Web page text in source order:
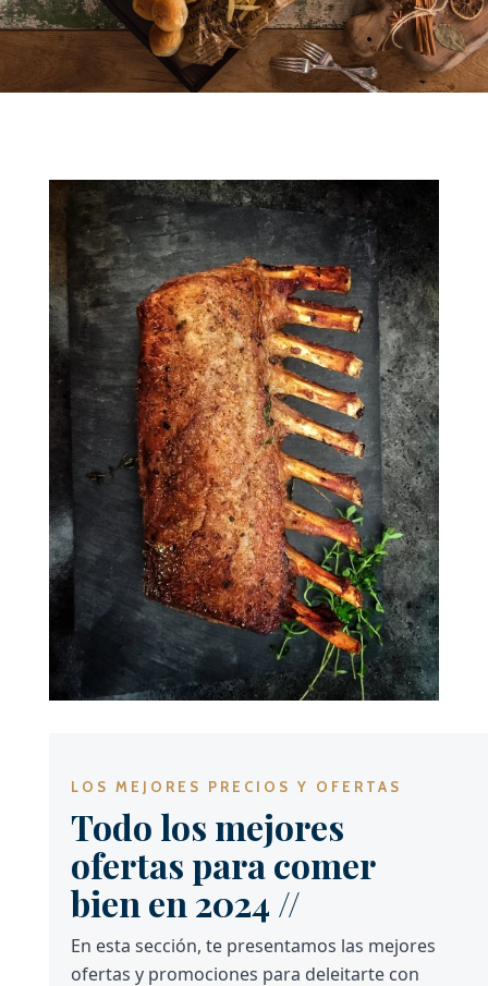
LOS MEJORES PRECIOS Y OFERTAS
Todo los mejores
ofertas para comer
bien en 2024 //
En esta sección, te presentamos las mejores
ofertas y promociones para deleitarte con